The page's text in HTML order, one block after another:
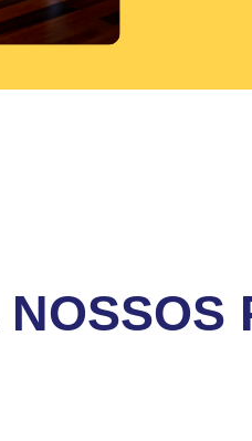
NOSSOS